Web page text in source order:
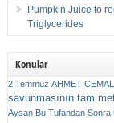
Pumpkin Juice to
Triglycerides
Konular
2 Temmuz AHMET CEMAL
savunmasının tam
Aysan Bu Tufandan Sonra